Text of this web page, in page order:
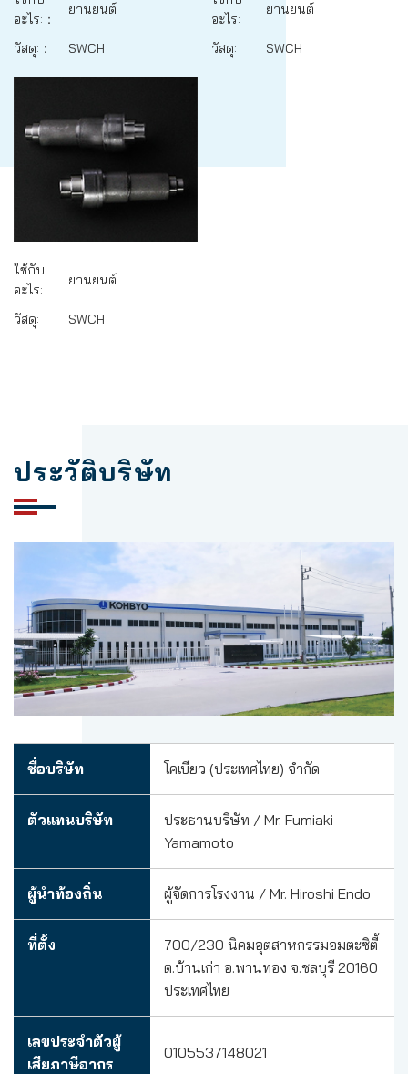
อะไร:：
ยานยนต์
วัสดุ:： SWCH
อะไร:
ยานยนต์
วัสดุ: SWCH
ใช้กับ
อะไร:
ยานยนต์
วัสดุ: SWCH
ประวัติบริษัท
ชื่อบริษัท โคเบียว (ประเทศไทย) จำกัด
ตัวแทนบริษัท
ประธานบริษัท / Mr. Fumiaki
Yamamoto
ผู้นำท้องถิ่น ผู้จัดการโรงงาน / Mr. Hiroshi Endo
ที่ตั้ง
700/230 นิคมอุตสาหกรรมอมตะซิตี้
ต.บ้านเก่า อ.พานทอง จ.ชลบุรี 20160
ประเทศไทย
เลขประจำตัวผู้
เสียภาษีอากร
0105537148021